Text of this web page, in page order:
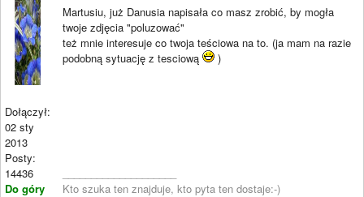
Dołączył:
02 sty
2013
Posty:
14436
Do góry
Martusiu, już Danusia napisała co masz zrobić, by mogła
twoje zdjęcia "poluzować"
też mnie interesuje co twoja teściowa na to. (ja mam na razie
podobną sytuację z tesciową
)
Kto szuka ten znajduje, kto pyta ten dostaje:-)